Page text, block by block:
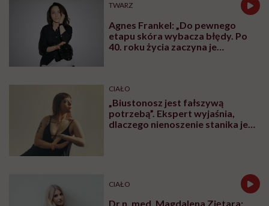
TWARZ
Agnes Frankel: „Do pewnego
etapu skóra wybacza błędy. Po
40. roku życia zaczyna je
CIAŁO
„Biustonosz jest fałszywą
potrzebą”. Ekspert wyjaśnia,
dlaczego nienoszenie stanika jest
CIAŁO
Dr n. med. Magdalena Ziętara: